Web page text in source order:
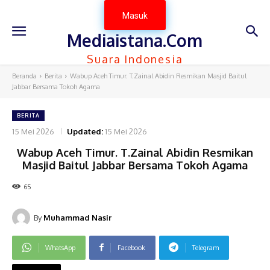
Masuk
Mediaistana.Com
Suara Indonesia
Beranda Berita
Wabup Aceh Timur. T.Zainal Abidin Resmikan Masjid Baitul
Jabbar Bersama Tokoh Agama
BERITA
15 Mei 2026 Updated:15 Mei 2026
Wabup Aceh Timur. T.Zainal Abidin Resmikan
Masjid Baitul Jabbar Bersama Tokoh Agama
65
By Muhammad Nasir
WhatsApp Facebook Telegram